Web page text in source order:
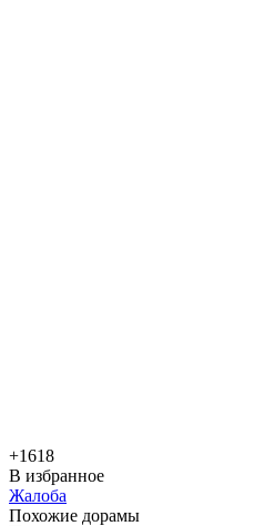
+1618
В избранное
Жалоба
Похожие дорамы